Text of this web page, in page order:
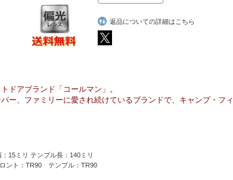
返品についての詳細はこちら
ドアブランド「コールマン」。
ー、ファミリーに愛され続けているブランドで、キャンプ・フ
ミリ テンプル長：140ミリ
ト：TR90 テンプル：TR90